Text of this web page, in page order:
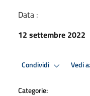
Data :
12 settembre 2022
Condividi Vedi
Categorie: